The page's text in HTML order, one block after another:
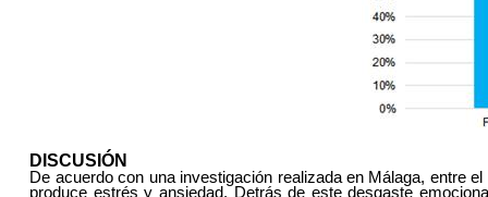
DISCUSIÓN
De acuerdo con una investigación realizada en Málaga, entre
produce estrés y ansiedad. Detrás de este desgaste